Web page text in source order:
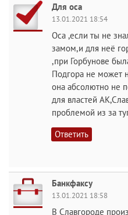
Для оса
13.01.2021 18:54
Оса ,если ты не
замом,и для неё
,при Горбунове
Подгора не может
она абсолютно не
для властей
проблемой из за
Ответить
Банкфаксу
13.01.2021 18:58
В Славгороде